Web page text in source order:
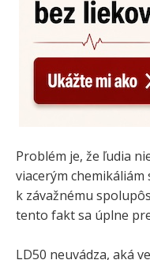
Problém je, že ľudia
viacerým
k závažnému
tento fakt sa úplne
LD50 neuvádza, aká